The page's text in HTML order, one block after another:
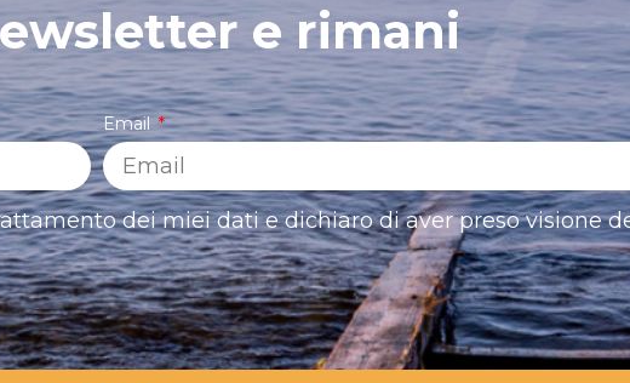
e rimani
Email
dei miei dati e dichiaro di aver preso visione